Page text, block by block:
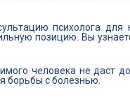
психолога для
позицию. Вы
человека не даст
борьбы с болезнью.